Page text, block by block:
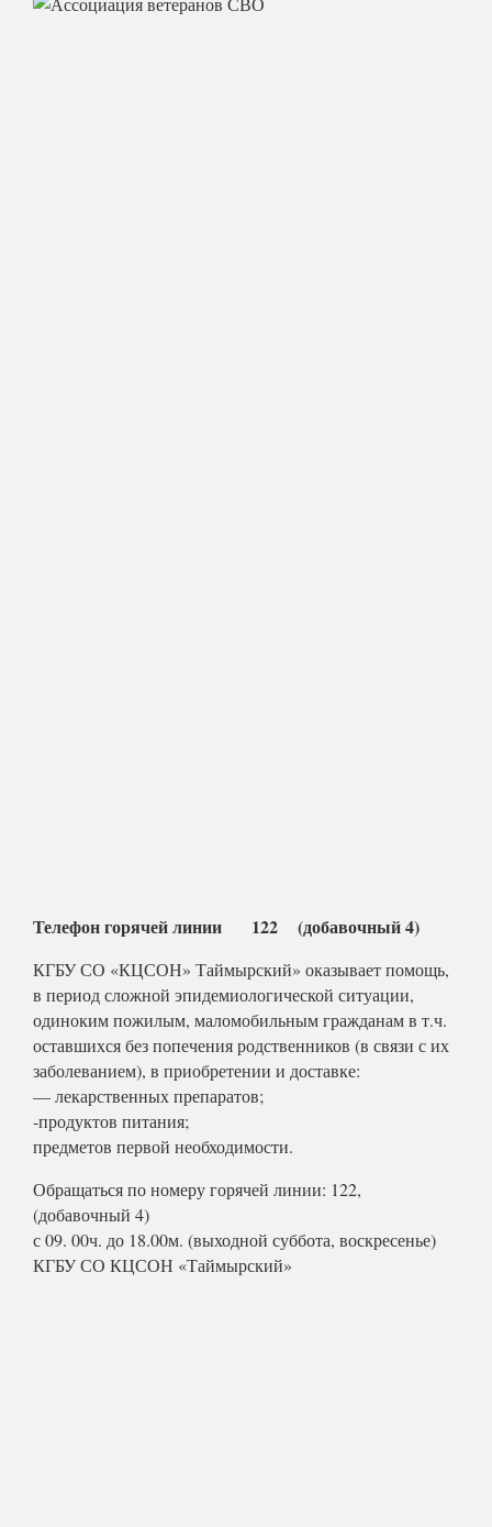
Телефон горячей линии 122 (добавочный 4)
КГБУ СО «КЦСОН» Таймырский» оказывает помощь,
в период сложной эпидемиологической ситуации,
одиноким пожилым, маломобильным гражданам в т.ч.
оставшихся без попечения родственников (в связи с их
заболеванием), в приобретении и доставке:
— лекарственных препаратов;
-продуктов питания;
предметов первой необходимости.
Обращаться по номеру горячей линии: 122,
(добавочный 4)
с 09. 00ч. до 18.00м. (выходной суббота, воскресенье)
КГБУ СО КЦСОН «Таймырский»